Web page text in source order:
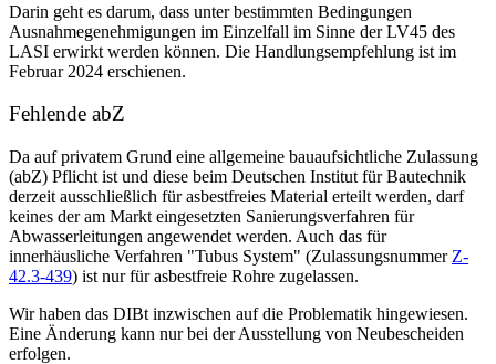
Darin geht es darum, dass unter bestimmten Bedingungen
Ausnahmegenehmigungen im Einzelfall im Sinne der LV45 des
LASI erwirkt werden können. Die Handlungsempfehlung ist im
Februar 2024 erschienen.
Fehlende abZ
Da auf privatem Grund eine allgemeine bauaufsichtliche Zulassung
(abZ) Pflicht ist und diese beim Deutschen Institut für Bautechnik
derzeit ausschließlich für asbestfreies Material erteilt werden, darf
keines der am Markt eingesetzten Sanierungsverfahren für
Abwasserleitungen angewendet werden. Auch das für
innerhäusliche Verfahren "Tubus System" (Zulassungsnummer Z-
42.3-439) ist nur für asbestfreie Rohre zugelassen.
Wir haben das DIBt inzwischen auf die Problematik hingewiesen.
Eine Änderung kann nur bei der Ausstellung von Neubescheiden
erfolgen.